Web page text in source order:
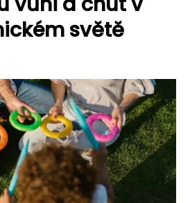
světě